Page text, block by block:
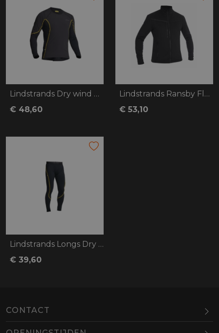
Lindstrands Dry wind Sweater
€ 48,60
Lindstrands Ransby Fleece
€ 53,10
Lindstrands Longs Dry Pants
€ 39,60
CONTACT